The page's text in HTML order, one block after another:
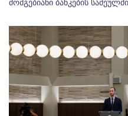
მომგებიანი ბანკების